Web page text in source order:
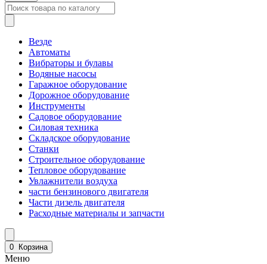
Везде
Автоматы
Вибраторы и булавы
Водяные насосы
Гаражное оборудование
Дорожное оборудование
Инструменты
Садовое оборудование
Силовая техника
Складское оборудование
Станки
Строительное оборудование
Тепловое оборудование
Увлажнители воздуха
части бензинового двигателя
Части дизель двигателя
Расходные материалы и запчасти
0 Корзина
Меню